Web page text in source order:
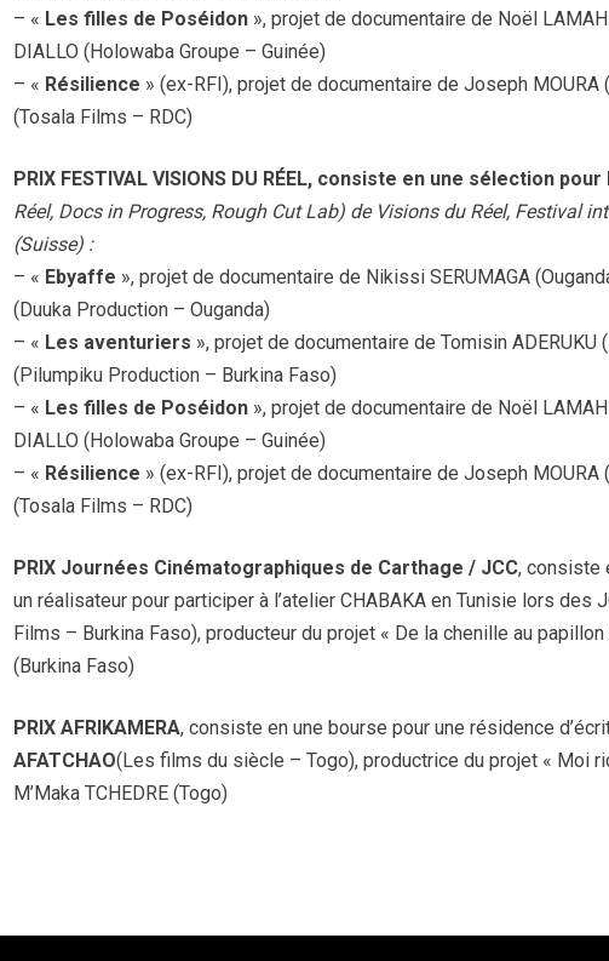
– « Les filles de Poséidon », projet de documentaire de Noël
DIALLO (Holowaba Groupe – Guinée)
– « Résilience » (ex-RFI), projet de documentaire de Joseph MOURA
(Tosala Films – RDC)
PRIX FESTIVAL VISIONS DU RÉEL, consiste en une sélection
Réel, Docs in Progress, Rough Cut Lab) de Visions du Réel, Festival
(Suisse) :
– « Ebyaffe », projet de documentaire de Nikissi SERUMAGA
(Duuka Production – Ouganda)
– « Les aventuriers », projet de documentaire de Tomisin
(Pilumpiku Production – Burkina Faso)
– « Les filles de Poséidon », projet de documentaire de Noël
DIALLO (Holowaba Groupe – Guinée)
– « Résilience » (ex-RFI), projet de documentaire de Joseph MOURA
(Tosala Films – RDC)
PRIX Journées Cinématographiques de Carthage / JCC, consiste
un réalisateur pour participer à l’atelier CHABAKA en Tunisie lors des
Films – Burkina Faso), producteur du projet « De la chenille au papillon
(Burkina Faso)
PRIX AFRIKAMERA, consiste en une bourse pour une résidence
AFATCHAO(Les films du siècle – Togo), productrice du projet « Moi
M’Maka TCHEDRE (Togo)